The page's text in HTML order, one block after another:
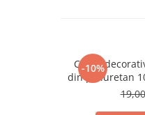
-10%
Coltar
din poliuretan